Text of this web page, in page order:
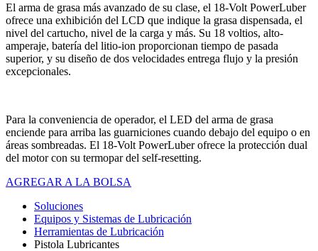
El arma de grasa más avanzado de su clase, el 18-Volt PowerLuber
ofrece una exhibición del LCD que indique la grasa dispensada, el
nivel del cartucho, nivel de la carga y más. Su 18 voltios, alto-
amperaje, batería del litio-ion proporcionan tiempo de pasada
superior, y su diseño de dos velocidades entrega flujo y la presión
excepcionales.
Para la conveniencia de operador, el LED del arma de grasa
enciende para arriba las guarniciones cuando debajo del equipo o en
áreas sombreadas. El 18-Volt PowerLuber ofrece la protección dual
del motor con su termopar del self-resetting.
AGREGAR A LA BOLSA
Soluciones
Equipos y Sistemas de Lubricación
Herramientas de Lubricación
Pistola Lubricantes